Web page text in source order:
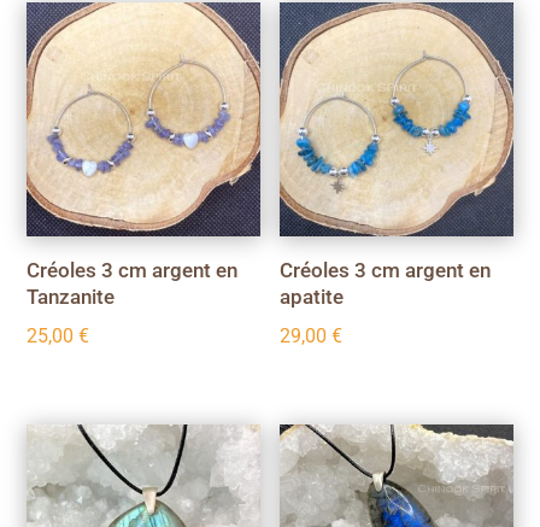
Créoles 3 cm argent en
Tanzanite
25,00€
Créoles 3 cm argent en
apatite
29,00€